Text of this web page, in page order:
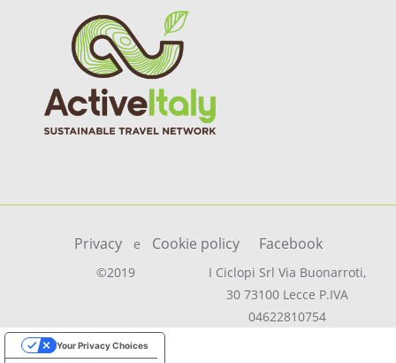
Privacy e Cookie policy Facebook
I Ciclopi Srl Via Buonarroti,
30 73100 Lecce P.IVA
04622810754
©2019
Your Privacy Choices